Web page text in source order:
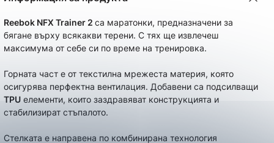
Reebok NFX Trainer 2 са маратонки, предназначени за
бягане върху всякакви терени. С тях ще извлечеш
максимума от себе си по време на тренировка.
Горната част е от текстилна мрежеста материя, която
осигурява перфектна вентилация. Добавени са подсилващи
TPU елементи, които заздравяват конструкцията и
стабилизират стъпалото.
Стелката е направена по комбинирана технология